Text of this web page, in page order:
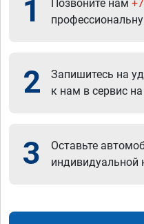
1 Позвоните нам
2
Запишитесь на
к нам в сервис
3
Оставьте
индивидуальной